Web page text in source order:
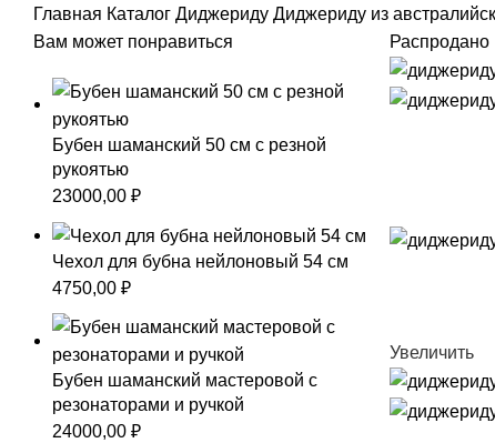
Главная Каталог Диджериду Диджериду из
Распродано
Увеличить
Вам может понравиться
Бубен шаманский 50 см с резной
рукоятью
23000,00 ₽
Чехол для бубна нейлоновый 54 см
4750,00 ₽
Бубен шаманский мастеровой с
резонаторами и ручкой
24000,00 ₽